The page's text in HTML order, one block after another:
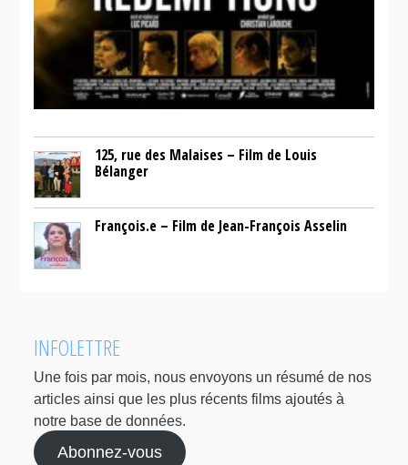
125, rue des Malaises – Film de Louis
Bélanger
François.e – Film de Jean-François Asselin
INFOLETTRE
Une fois par mois, nous envoyons un résumé de nos
articles ainsi que les plus récents films ajoutés à
notre base de données.
Abonnez-vous